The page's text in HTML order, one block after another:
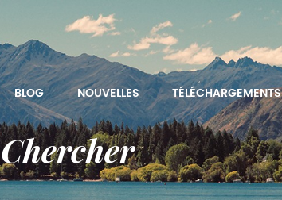
BLOG NOUVELLES TÉLÉCHARGEMENTS
Chercher